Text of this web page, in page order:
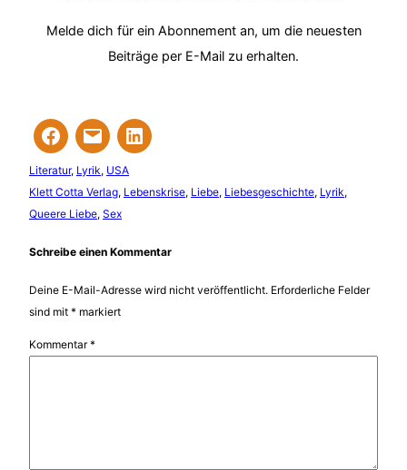
Melde dich für ein Abonnement an, um die neuesten
Beiträge per E-Mail zu erhalten.
Literatur, Lyrik, USA
Klett Cotta Verlag, Lebenskrise, Liebe, Liebesgeschichte, Lyrik
Queere Liebe, Sex
Schreibe einen Kommentar
Deine E-Mail-Adresse wird nicht veröffentlicht. Erforderliche Felder
sind mit * markiert
Kommentar*